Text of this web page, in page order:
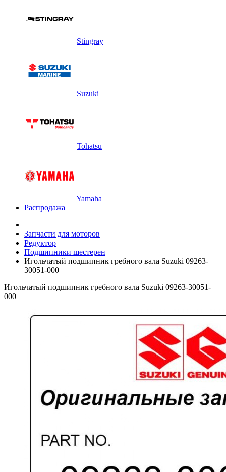
Stingray
Suzuki
Tohatsu
Yamaha
Распродажа
Запчасти для моторов
Редуктор
Подшипники шестерен
Игольчатый подшипник гребного вала Suzuki 09263-
30051-000
Игольчатый подшипник гребного вала Suzuki 09263-30051-
000